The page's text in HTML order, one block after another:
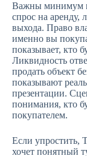
Важны минимум
спрос на аренду,
выхода. Право
именно вы
показывает, кто
Ликвидность
продать объект
показывают
презентации.
понимания, кто
покупателем.
Если упростить,
хочет понятный